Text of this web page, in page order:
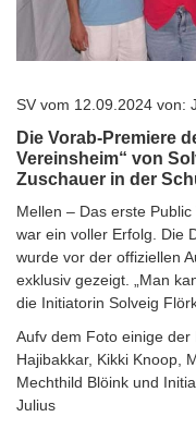
SV vom 12.09.2024 von:
Die Vorab-Premiere
Vereinsheim“ von
Zuschauer in der
Mellen – Das erste
war ein voller Erfolg. Die
wurde vor der offiziellen
exklusiv gezeigt. „Man
die Initiatorin Solveig
Aufv dem Foto einige
Hajibakkar, Kikki Knoop,
Mechthild Blöink und
Julius